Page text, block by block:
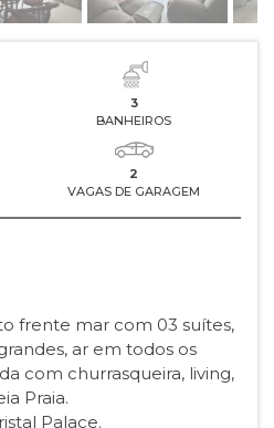
3
BANHEIROS
2
VAGAS DE GARAGEM
frente mar com 03 suítes,
ar em todos os
com churrasqueira, living,
Praia.
Palace.